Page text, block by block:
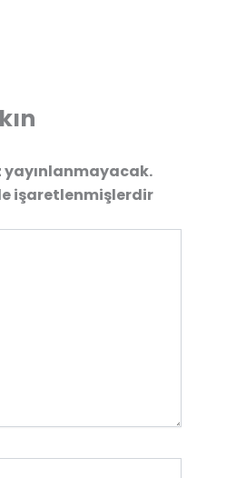
işaretlenmişlerdir